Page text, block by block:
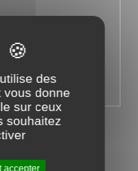
des
vous donne
sur ceux
souhaitez
accepter